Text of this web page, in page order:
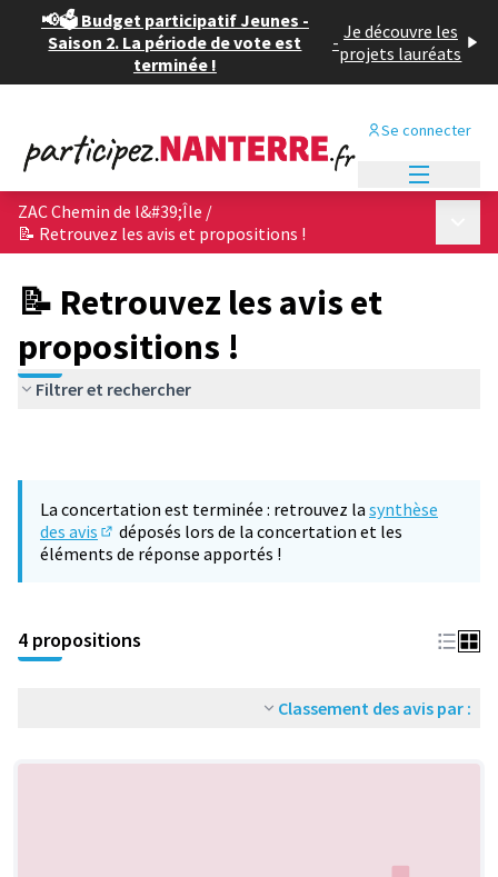
📢🗳️ Budget participatif Jeunes -
Saison 2. La période de vote est
terminée !
- Je découvre les
projets lauréats
Se connecter
ZAC Chemin de l&#39;Île /
📝 Retrouvez les avis et propositions !
📝 Retrouvez les avis et
propositions !
Filtrer et rechercher
La concertation est terminée : retrouvez la synthèse
des avis
(S'ouvre dans un nouvel onglet)
déposés lors de la concertation et les
éléments de réponse apportés !
4 propositions
Classement des avis par :